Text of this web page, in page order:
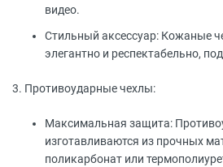
видео.
Стильный аксессуар: Кожаные
элегантно и респектабельно,
3. Противоударные чехлы:
Максимальная защита:
изготавливаются из прочных
поликарбонат или